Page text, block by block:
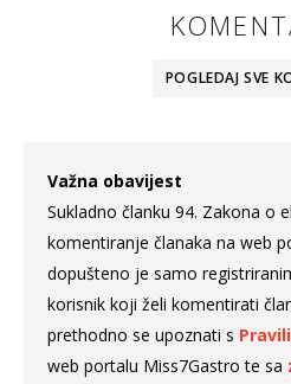
POGLEDAJ SVE
Važna obavijest
Sukladno članku 94. Zakona o
komentiranje članaka na web
dopušteno je samo
korisnik koji želi komentirati
prethodno se upoznati s
web portalu Miss7Gastro te sa